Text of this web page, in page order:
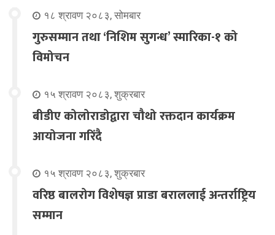
१८ श्रावण २०८३, सोमबार
गुरुसम्मान तथा ‘निशिम सुगन्ध’ स्मारिका-१ को
विमोचन
१५ श्रावण २०८३, शुक्रबार
बीडीए कोलोराडोद्वारा चौथो रक्तदान कार्यक्रम
आयोजना गरिंदै
१५ श्रावण २०८३, शुक्रबार
वरिष्ठ बालरोग विशेषज्ञ प्राडा बराललाई अन्तर्राष्ट्रिय
सम्मान